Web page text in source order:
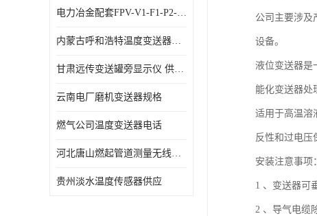
电力冶金配套FPV-V1-F1-P2-03电压变送器
内蒙古呼和浩特温度变送器配套罐旁显示仪供应 性能稳定
甘肃远传变送罐旁显示仪 供应及时
云南电厂磨机变送器规格
燃气公司温度变送器电话
河北唐山燃起管道测量无线压力变送器型号 性能稳定
贵州淡水温度传感器供应
公司主要涉及
设备。
液位变送器是
能化变送器处
适用于高温溶
反性和过电压
安装注意事项：
1 、变送器可
2 、导气电缆